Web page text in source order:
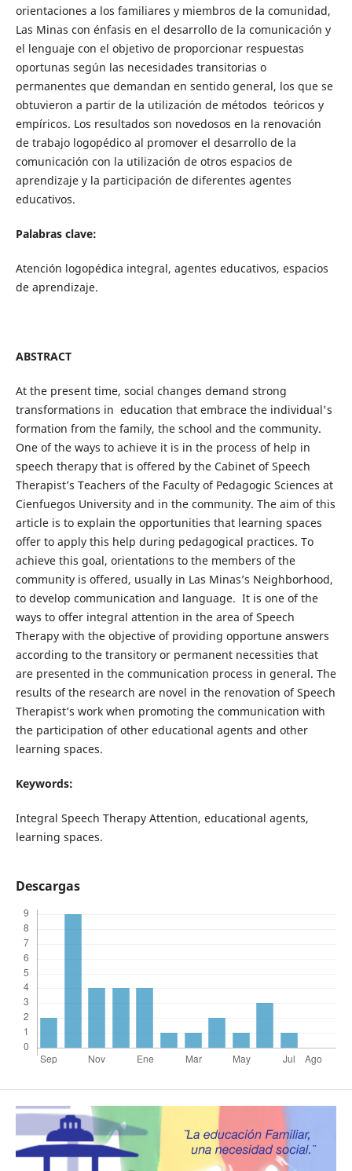
orientaciones a los familiares y miembros de la comunidad,
Las Minas con énfasis en el desarrollo de la comunicación y
el lenguaje con el objetivo de proporcionar respuestas
oportunas según las necesidades transitorias o
permanentes que demandan en sentido general, los que se
obtuvieron a partir de la utilización de métodos teóricos y
empíricos. Los resultados son novedosos en la renovación
de trabajo logopédico al promover el desarrollo de la
comunicación con la utilización de otros espacios de
aprendizaje y la participación de diferentes agentes
educativos.
Palabras clave:
Atención logopédica integral, agentes educativos, espacios
de aprendizaje.
ABSTRACT
At the present time, social changes demand strong
transformations in education that embrace the individual's
formation from the family, the school and the community.
One of the ways to achieve it is in the process of help in
speech therapy that is offered by the Cabinet of Speech
Therapist’s Teachers of the Faculty of Pedagogic Sciences at
Cienfuegos University and in the community. The aim of this
article is to explain the opportunities that learning spaces
offer to apply this help during pedagogical practices. To
achieve this goal, orientations to the members of the
community is offered, usually in Las Minas’s Neighborhood,
to develop communication and language. It is one of the
ways to offer integral attention in the area of Speech
Therapy with the objective of providing opportune answers
according to the transitory or permanent necessities that
are presented in the communication process in general. The
results of the research are novel in the renovation of Speech
Therapist’s work when promoting the communication with
the participation of other educational agents and other
learning spaces.
Keywords:
Integral Speech Therapy Attention, educational agents,
learning spaces.
Descargas